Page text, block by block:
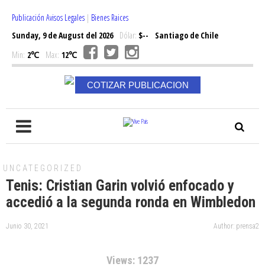
Publicación Avisos Legales | Bienes Raices
Sunday, 9 de August del 2026Dólar: $--
Santiago de Chile
Min: 2℃ Max: 12℃
COTIZAR PUBLICACION
UNCATEGORIZED
Tenis: Cristian Garin volvió enfocado y
accedió a la segunda ronda en Wimbledon
Junio 30, 2021 Author: prensa2
Views: 1237